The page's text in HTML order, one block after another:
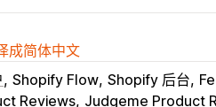
成简体中文
Shopify Flow Shopify 后台
Reviews Judgeme Product